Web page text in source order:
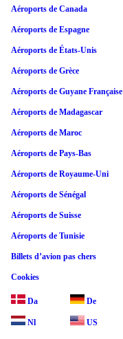
Aéroports de Canada
Aéroports de Espagne
Aéroports de États-Unis
Aéroports de Grèce
Aéroports de Guyane Française
Aéroports de Madagascar
Aéroports de Maroc
Aéroports de Pays-Bas
Aéroports de Royaume-Uni
Aéroports de Sénégal
Aéroports de Suisse
Aéroports de Tunisie
Billets d’avion pas chers
Cookies
Da De
Nl US